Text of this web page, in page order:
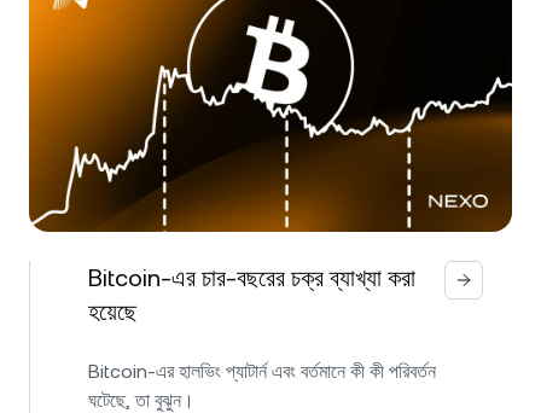
Bitcoin-এর চার-বছরের চক্র ব্যাখ্যা করা
হয়েছে
Bitcoin-এর হালভিং প্যাটার্ন এবং বর্তমানে কী কী পরিবর্তন
ঘটেছে, তা বুঝুন।